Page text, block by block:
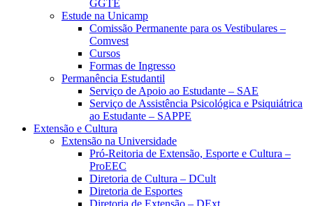
GGTE
Estude na Unicamp
Comissão Permanente para os Vestibulares –
Comvest
Cursos
Formas de Ingresso
Permanência Estudantil
Serviço de Apoio ao Estudante – SAE
Serviço de Assistência Psicológica e Psiquiátrica
ao Estudante – SAPPE
Extensão e Cultura
Extensão na Universidade
Pró-Reitoria de Extensão, Esporte e Cultura –
ProEEC
Diretoria de Cultura – DCult
Diretoria de Esportes
Diretoria de Extensão – DExt